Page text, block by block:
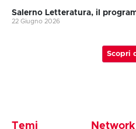
Salerno Letteratura, il
22 Giugno 2026
Scopri
Temi Network